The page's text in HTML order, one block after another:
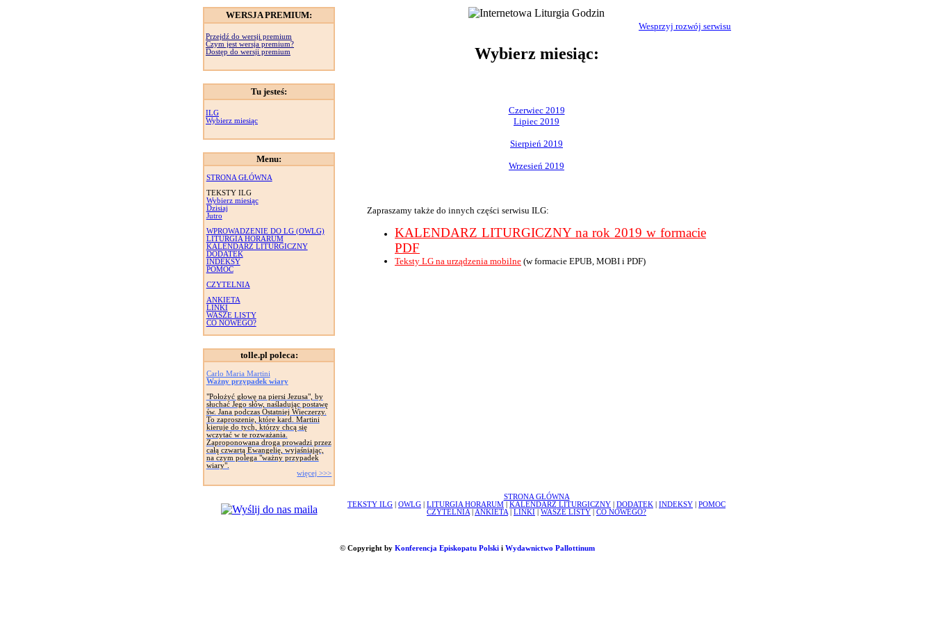
WERSJA PREMIUM:
Przejdź do wersji premium
Czym jest wersja premium?
Dostęp do wersji premium
Tu jesteś:
ILG
Wybierz miesiąc
Menu:
STRONA GŁÓWNA
TEKSTY ILG
Wybierz miesiąc
Dzisiaj
Jutro
WPROWADZENIE DO LG (OWLG)
LITURGIA HORARUM
KALENDARZ LITURGICZNY
DODATEK
INDEKSY
POMOC
CZYTELNIA
ANKIETA
LINKI
WASZE LISTY
CO NOWEGO?
tolle.pl poleca:
Carlo Maria Martini
Ważny przypadek wiary
"Położyć głowę na piersi Jezusa", by
słuchać Jego słów, naśladując postawę
św. Jana podczas Ostatniej Wieczerzy.
To zaproszenie, które kard. Martini
kieruje do tych, którzy chcą się
wczytać w te rozważania.
Zaproponowana droga prowadzi przez
całą czwartą Ewangelię, wyjaśniając,
na czym polega "ważny przypadek
wiary".
więcej >>>
Wesprzyj rozwój serwisu
Wybierz miesiąc:
Czerwiec 2019
Lipiec 2019
Sierpień 2019
Wrzesień 2019
Zapraszamy także do innych części serwisu ILG:
KALENDARZ LITURGICZNY na rok 2019 w formacie
PDF
Teksty LG na urządzenia mobilne (w formacie EPUB, MOBI i PDF)
STRONA GŁÓWNA
TEKSTY ILG
OWLG LITURGIA HORARUM KALENDARZ LITURGICZNY DODATEK INDEKSY
POMOC
CZYTELNIA
ANKIETA LINKI WASZE LISTY CO NOWEGO?
© Copyright by Konferencja Episkopatu Polskii Wydawnictwo Pallottinum